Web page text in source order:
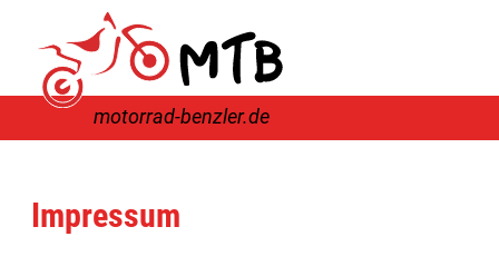
motorrad-benzler.de
Impressum